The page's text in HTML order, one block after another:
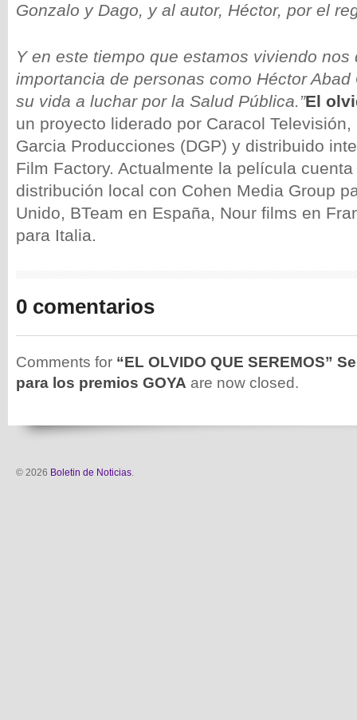
Gonzalo y Dago, y al autor, Héctor, por el
Y en este tiempo que estamos viviendo
importancia de personas como Héctor
su vida a luchar por la Salud Pública.”El
un proyecto liderado por Caracol
Garcia Producciones (DGP) y distribuido
Film Factory. Actualmente la película
distribución local con Cohen Media Group
Unido, BTeam en España, Nour films en
para Italia.
0 comentarios
Comments for “EL OLVIDO QUE SEREMOS”
para los premios GOYA are now closed.
© 2026 Boletin de Noticias.